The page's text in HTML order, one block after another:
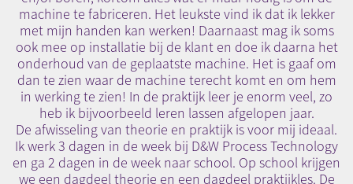
machine te fabriceren. Het leukste vind ik dat ik lekker
met mijn handen kan werken! Daarnaast mag ik soms
ook mee op installatie bij de klant en doe ik daarna het
onderhoud van de geplaatste machine. Het is gaaf om
dan te zien waar de machine terecht komt en om hem
in werking te zien! In de praktijk leer je enorm veel, zo
heb ik bijvoorbeeld leren lassen afgelopen jaar.
De afwisseling van theorie en praktijk is voor mij ideaal.
Ik werk 3 dagen in de week bij D&W Process Technology
en ga 2 dagen in de week naar school. Op school krijgen
we een dagdeel theorie en een dagdeel praktijkles. De